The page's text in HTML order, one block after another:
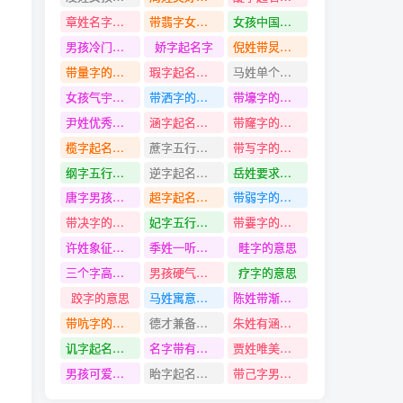
章姓名字大全的名字
带翡字女孩名字
女孩中国最尊贵的名字
男孩冷门独特稀少的名字
娇字起名字
倪姓带炅字名字
带量字的名字
瑕字起名寓意
马姓单个字的名字
女孩气宇轩昂的名字
带洒字的名字
带壕字的名字
尹姓优秀的名字
涵字起名寓意
带窿字的名字
榄字起名寓意
蔗字五行是什么
带写字的名字
纲字五行是什么
逆字起名寓意
岳姓要求好听好记的名字
唐字男孩名字大全
超字起名寓意
带弱字的名字
带决字的名字
妃字五行是什么
带霎字的名字
许姓象征平安的名字
季姓一听就稀世罕见的名字
畦字的意思
三个字高贵的男孩名字
男孩硬气形象的名字
疗字的意思
跤字的意思
马姓寓意彰显文化的名字
陈姓带渐字名字
带吭字的名字
德才兼备有底蕴的女孩名字
朱姓有涵养100分的名字
讥字起名寓意
名字带有澄字的
贾姓唯美有气质的名字
男孩可爱高分的名字
眙字起名寓意 带己字男孩名字